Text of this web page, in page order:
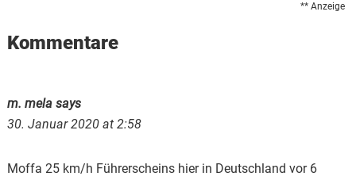
** Anzeige
Reader
Kommentare
m. mela says
30. Januar 2020 at 2:58
Moffa 25 km/h Führerscheins hier in Deutschland vor 6